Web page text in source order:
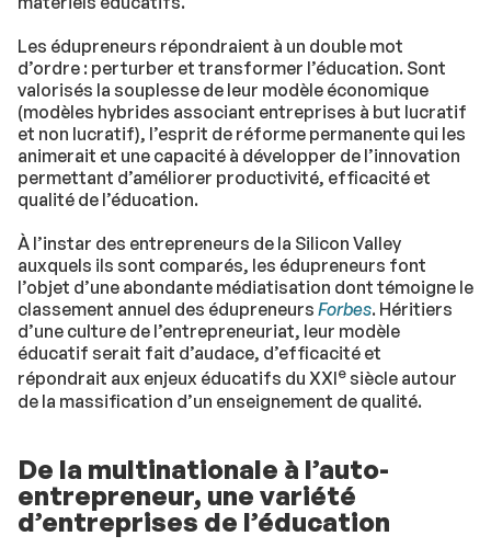
Les édupreneurs répondraient à un double mot
d’ordre : perturber et transformer l’éducation. Sont
valorisés la souplesse de leur modèle économique
(modèles hybrides associant entreprises à but lucratif
et non lucratif), l’esprit de réforme permanente qui les
animerait et une capacité à développer de l’innovation
permettant d’améliorer productivité, efficacité et
qualité de l’éducation.
À l’instar des entrepreneurs de la Silicon Valley
auxquels ils sont comparés, les édupreneurs font
l’objet d’une abondante médiatisation dont témoigne le
classement annuel des édupreneurs Forbes. Héritiers
d’une culture de l’entrepreneuriat, leur modèle
éducatif serait fait d’audace, d’efficacité et
répondrait aux enjeux éducatifs du XXIesiècle autour
de la massification d’un enseignement de qualité.
De la multinationale à l’auto-
entrepreneur, une variété
d’entreprises de l’éducation